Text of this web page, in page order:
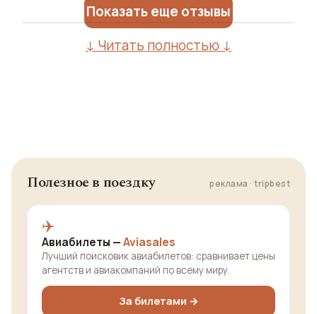
Показать еще отзывы
↓ Читать полностью ↓
Полезное в поездку реклама · tripbest
✈️
Авиабилеты —Aviasales
Лучший поисковик авиабилетов: сравнивает цены
агентств и авиакомпаний по всему миру.
За билетами →